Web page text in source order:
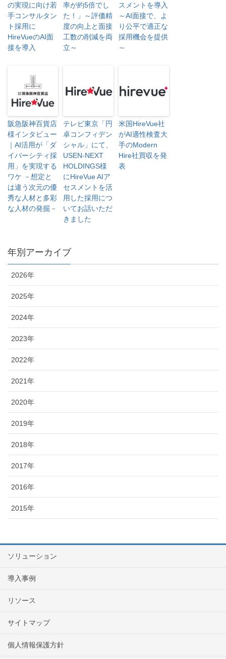
の実現に向け若
手コンサルタン
ト採用に
HireVueのAI面
接を導入
率が約5倍でし
た！」～評価精
度の向上と面接
工数の削減を両
立～
スメントを導入
～AI面接で、よ
り公平で適正な
採用機会を提供
～
阪急阪神百貨店
様インタビュー
｜AI活用が「ダ
イバーシティ採
用」を実現する
ワケ －想定と
は違う次元の優
秀な人材と多彩
な人材の発掘－
テレビ東京「円
卓コンフィデン
シャル」にて、
USEN-NEXT
HOLDINGS様
にHireVue AIア
セスメントを活
用した採用につ
いてお話いただ
きました
米国HireVue社
がAI適性検査大
手のModern
Hire社買収を発
表
年別アーカイブ
2026年
2025年
2024年
2023年
2022年
2021年
2020年
2019年
2018年
2017年
2016年
2015年
ソリューション
導入事例
リソース
サイトマップ
個人情報保護方針